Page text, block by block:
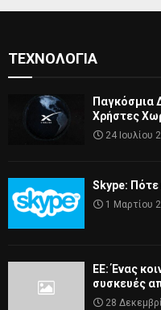
ΤΕΧΝΟΛΟΓΊΑ
Παγκόσμια
Χρήστες
24 Ιουλίου
Skype: Πότε
1 Μαρτίου
ΕΕ: Ένας
συσκευές
28